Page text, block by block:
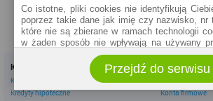
Kredyty
Kredyty gotówkowe
Kredyty hipoteczne
Dla firm
Konta firmowe
Co istotne, pliki cookies nie identyfikują
poprzez takie dane jak imię czy nazwisko, nr
które nie są zbierane w ramach technologii
w żaden sposób nie wpływają na używany
Zakres wykorzystywania plików
określenia w ustawieniach przeglądarki
wprowadzenia zmian ustawień, informacje w
Przejdź do serwisu